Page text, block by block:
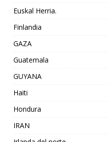
Euskal Herria.
Finlandia
GAZA
Guatemala
GUYANA
Haiti
Hondura
IRAN